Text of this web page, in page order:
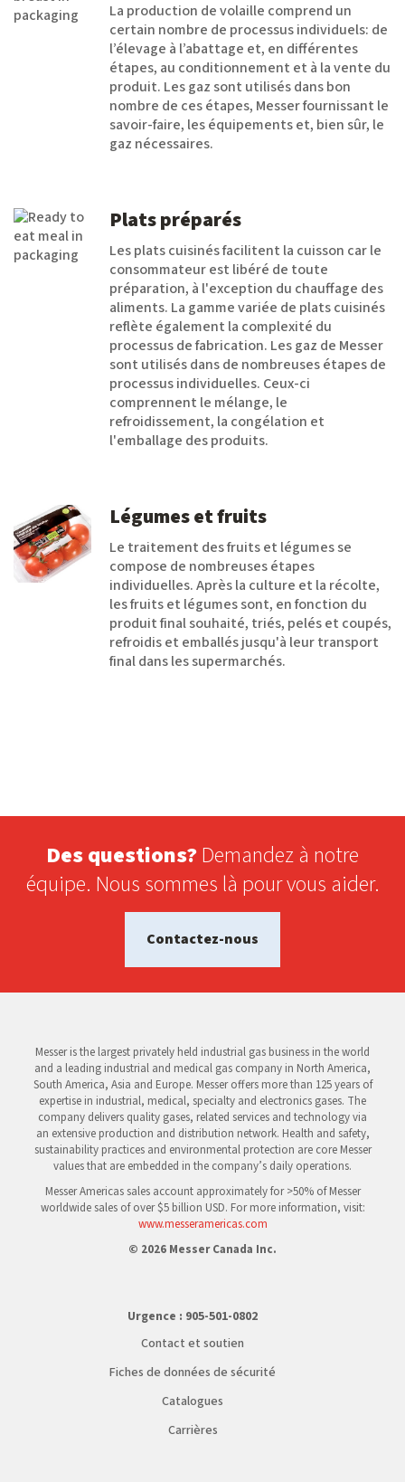
La production de volaille comprend un
certain nombre de processus individuels: de
l’élevage à l’abattage et, en différentes
étapes, au conditionnement et à la vente du
produit. Les gaz sont utilisés dans bon
nombre de ces étapes, Messer fournissant le
savoir-faire, les équipements et, bien sûr, le
gaz nécessaires.
Plats préparés
Les plats cuisinés facilitent la cuisson car le
consommateur est libéré de toute
préparation, à l'exception du chauffage des
aliments. La gamme variée de plats cuisinés
reflète également la complexité du
processus de fabrication. Les gaz de Messer
sont utilisés dans de nombreuses étapes de
processus individuelles. Ceux-ci
comprennent le mélange, le
refroidissement, la congélation et
l'emballage des produits.
Légumes et fruits
Le traitement des fruits et légumes se
compose de nombreuses étapes
individuelles. Après la culture et la récolte,
les fruits et légumes sont, en fonction du
produit final souhaité, triés, pelés et coupés,
refroidis et emballés jusqu'à leur transport
final dans les supermarchés.
Des questions?Demandez à notre
équipe. Nous sommes là pour vous aider.
Contactez-nous
Messer is the largest privately held industrial gas business in the world
and a leading industrial and medical gas company in North America,
South America, Asia and Europe. Messer offers more than 125 years of
expertise in industrial, medical, specialty and electronics gases. The
company delivers quality gases, related services and technology via
an extensive production and distribution network. Health and safety,
sustainability practices and environmental protection are core Messer
values that are embedded in the company’s daily operations.
Messer Americas sales account approximately for >50% of Messer
worldwide sales of over $5 billion USD. For more information, visit:
www.messeramericas.com
© 2026 Messer Canada Inc.
Urgence : 905-501-0802
Contact et soutien
Fiches de données de sécurité
Catalogues
Carrières